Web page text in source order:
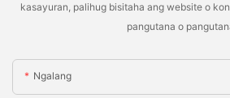
kasayuran, palihug bisitaha ang website o
pangutana o
Ngalang